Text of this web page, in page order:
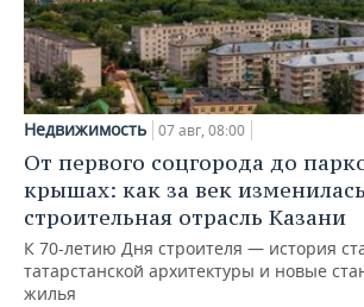
Недвижимость 07 авг, 08:00
От первого соцгорода до
крышах: как за век изменилась
строительная отрасль Казани
К 70-летию Дня строителя — история
татарстанской архитектуры и новые
жилья